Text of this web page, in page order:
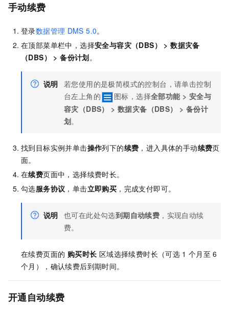
手动续费
登录数据管理 DMS 5.0。
在顶部菜单栏中，选择安全与容灾（DBS） >数据灾备
（DBS）
>备份计划。
说明 若您使用的是极简模式的控制台，请单击控制
台左上角的
图标，选择全部功能> 安全与
容灾（DBS）
>数据灾备（DBS） > 备份计
划。
找到目标实例并单击操作列下的续费 ，进入具体的手动续费页
面。
在续费页面中，选择续费时长。
勾选服务协议 ，单击立即购买 ，完成支付即可。
说明 也可在此处勾选到期自动续费 ，实现自动续
费。
在续费页面的 购买时长 区域选择续费时长（可选 1 个月至 6
个月），确认续费后到期时间。
开通自动续费